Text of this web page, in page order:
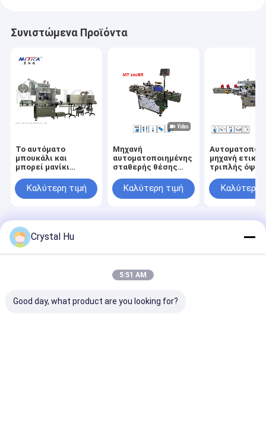
Συνιστώμενα Προϊόντα
Το αυτόματο
μπουκάλι και
μπορεί μανίκι
συρρικνωθεί τη
μηχανή
συρρικνώνεται τη
μηχανή
μαρκαρίσματος
μπουκαλιών
σηράγγων
Καλύτερη τιμή
Μηχανή
αυτοματοποιημένης
σταθερής θέσης
επισήμανσης για
στρογγυλά δοχεία
Καλύτερη τιμή
μηχανή
τριπλής όψης
για
εφαρμογή
Καλύτερη
Αρχική Σελίδα
εργοστάσιο.Copyright © 2026 Metica Machinery (Shanghai) Co.,
Ltd.. All Rights Reserved.
Crystal Hu
5:51 AM
Good day, what product are you looking for?